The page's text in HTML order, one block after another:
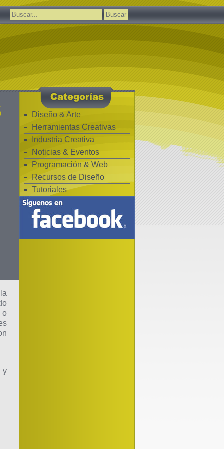
Buscar:
o
y
Diseño & Arte
Herramientas Creativas
Industria Creativa
Noticias & Eventos
Programación & Web
Recursos de Diseño
Tutoriales